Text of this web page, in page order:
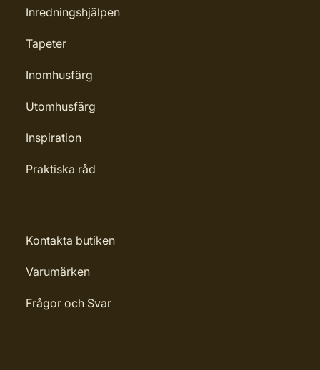
Inredningshjälpen
Tapeter
Inomhusfärg
Utomhusfärg
Inspiration
Praktiska råd
Kontakta butiken
Varumärken
Frågor och Svar